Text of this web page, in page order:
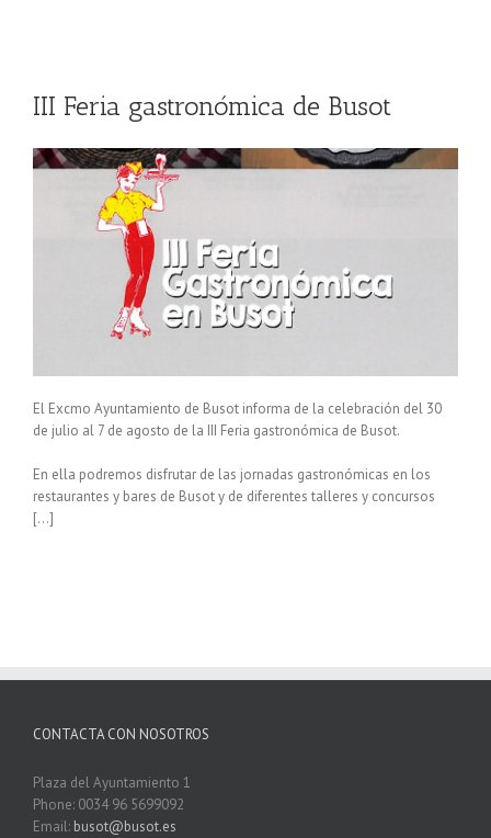
III Feria gastronómica de Busot
El Excmo Ayuntamiento de Busot informa de la celebración del 30
de julio al 7 de agosto de la III Feria gastronómica de Busot.
En ella podremos disfrutar de las jornadas gastronómicas en los
restaurantes y bares de Busot y de diferentes talleres y concursos
[…]
CONTACTA CON NOSOTROS
Plaza del Ayuntamiento 1
Phone: 0034 96 5699092
Email: busot@busot.es